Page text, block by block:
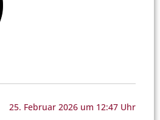
25. Februar 2026 um 12:47 Uhr